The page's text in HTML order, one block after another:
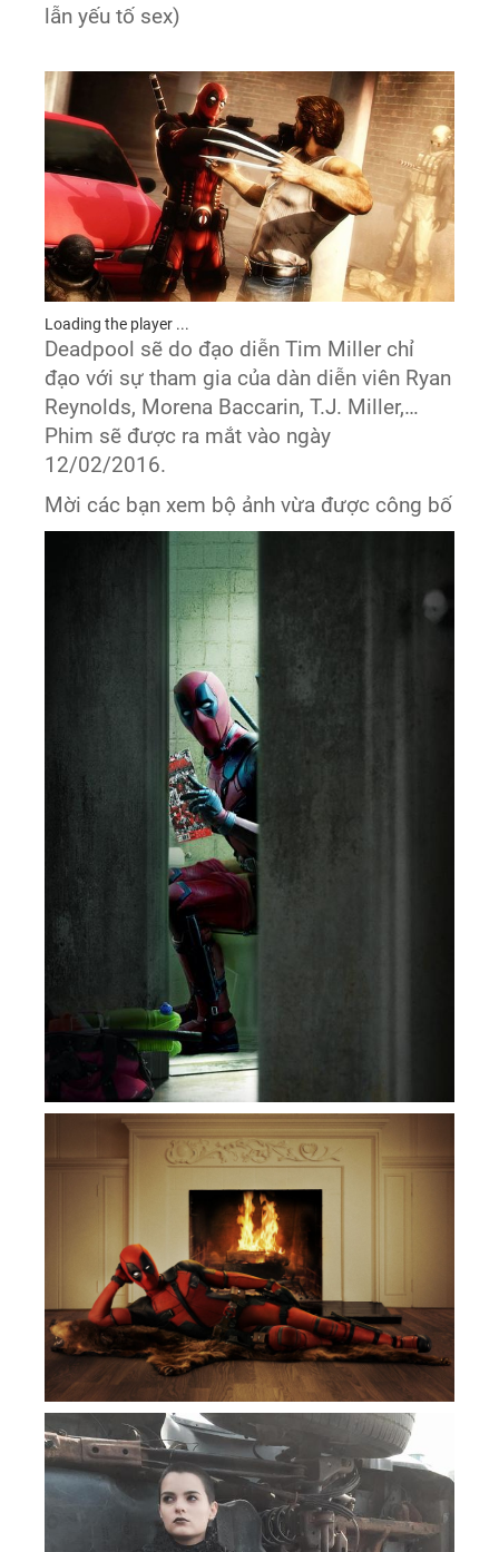
lẫn yếu tố sex)
Loading the player ...
Deadpool sẽ do đạo diễn Tim Miller chỉ
đạo với sự tham gia của dàn diễn viên Ryan
Reynolds, Morena Baccarin, T.J. Miller,…
Phim sẽ được ra mắt vào ngày
12/02/2016.
Mời các bạn xem bộ ảnh vừa được công bố